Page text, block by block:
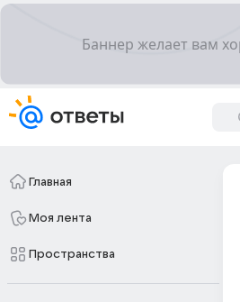
Главная
Моя лента
Пространства